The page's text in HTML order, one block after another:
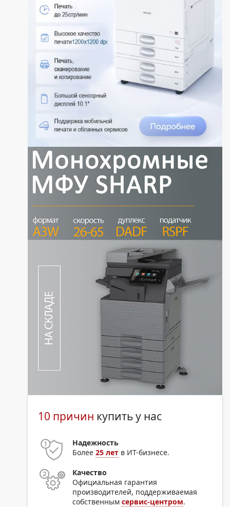
10 причин купить у нас
Надежность
Более25 лет в ИТ-бизнесе.
Качество
Официальная гарантия
производителей, поддерживаемая
собственнымсервис-центром.